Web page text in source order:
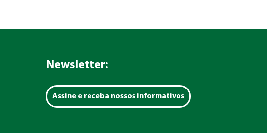
Newsletter:
Assine e receba nossos informativos